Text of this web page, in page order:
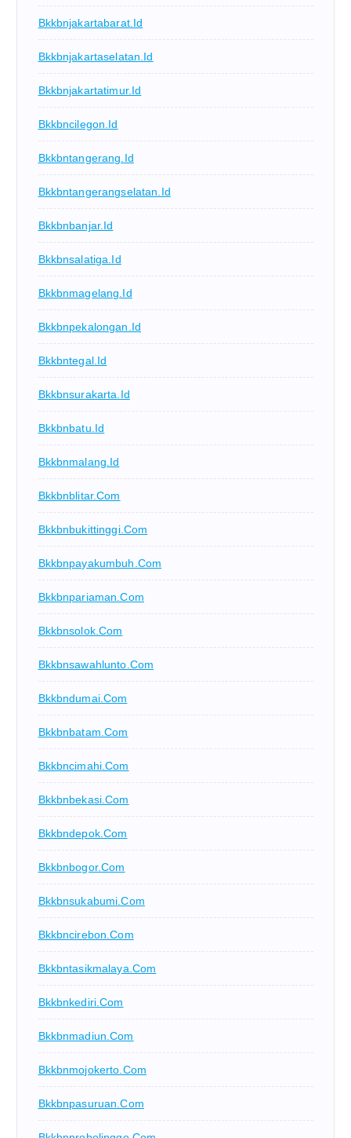
Bkkbnjakartabarat.id
Bkkbnjakartaselatan.id
Bkkbnjakartatimur.id
Bkkbncilegon.id
Bkkbntangerang.id
Bkkbntangerangselatan.id
Bkkbnbanjar.id
Bkkbnsalatiga.id
Bkkbnmagelang.id
Bkkbnpekalongan.id
Bkkbntegal.id
Bkkbnsurakarta.id
Bkkbnbatu.id
Bkkbnmalang.id
Bkkbnblitar.com
Bkkbnbukittinggi.com
Bkkbnpayakumbuh.com
Bkkbnpariaman.com
Bkkbnsolok.com
Bkkbnsawahlunto.com
Bkkbndumai.com
Bkkbnbatam.com
Bkkbncimahi.com
Bkkbnbekasi.com
Bkkbndepok.com
Bkkbnbogor.com
Bkkbnsukabumi.com
Bkkbncirebon.com
Bkkbntasikmalaya.com
Bkkbnkediri.com
Bkkbnmadiun.com
Bkkbnmojokerto.com
Bkkbnpasuruan.com